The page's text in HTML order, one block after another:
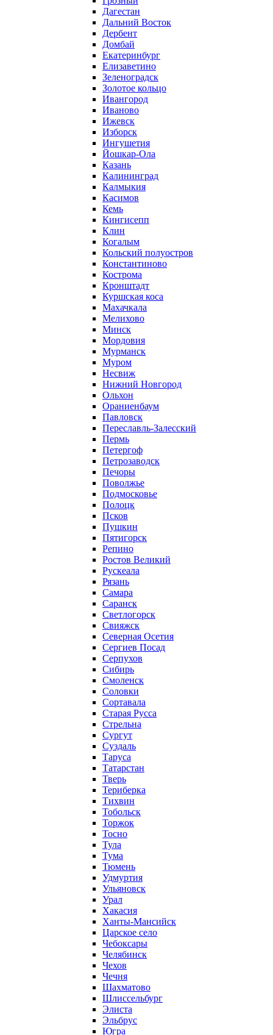
Дагестан
Дальний Восток
Дербент
Домбай
Екатеринбург
Елизаветино
Зеленоградск
Золотое кольцо
Ивангород
Иваново
Ижевск
Изборск
Ингушетия
Йошкар-Ола
Казань
Калининград
Калмыкия
Касимов
Кемь
Кингисепп
Клин
Когалым
Кольский полуостров
Константиново
Кострома
Кронштадт
Куршская коса
Махачкала
Мелихово
Минск
Мордовия
Мурманск
Муром
Несвиж
Нижний Новгород
Ольхон
Ораниенбаум
Павловск
Переславль-Залесский
Пермь
Петергоф
Петрозаводск
Печоры
Поволжье
Подмосковье
Полоцк
Псков
Пушкин
Пятигорск
Репино
Ростов Великий
Рускеала
Рязань
Самара
Саранск
Светлогорск
Свияжск
Северная Осетия
Сергиев Посад
Серпухов
Сибирь
Смоленск
Соловки
Сортавала
Старая Русса
Стрельна
Сургут
Суздаль
Таруса
Татарстан
Тверь
Териберка
Тихвин
Тобольск
Торжок
Тосно
Тула
Тума
Тюмень
Удмуртия
Ульяновск
Урал
Хакасия
Ханты-Мансийск
Царское село
Чебоксары
Челябинск
Чехов
Чечня
Шахматово
Шлиссельбург
Элиста
Эльбрус
Югра